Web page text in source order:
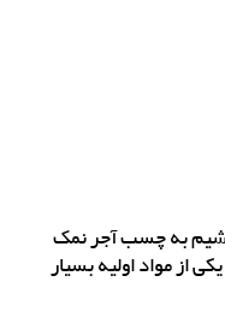
به چسب آجر نمک
از مواد اولیه بسیار